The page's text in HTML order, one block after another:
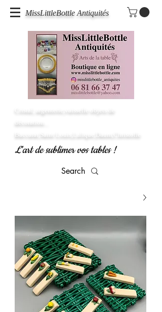
MissLittleBottle Antiquités
Cristal, argenterie,vaisselle objets de
décoration...
Baccarat,Saint Louis,Lalique,Daum,Christofle
L'art de sublimer vos tables !